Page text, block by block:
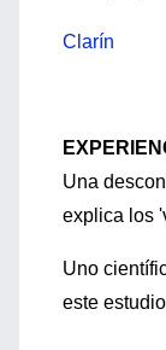
Clarín
Una
explica los
Uno
este